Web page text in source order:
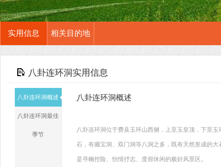
实用信息 相关目的地
八卦连环洞实用信息
八卦连环洞概述
八卦连环洞最佳
季节
八卦连环洞概述
八卦连环洞位于费县玉环山西侧，上至玉皇顶，下至
石，有藏宝洞、双门洞等八洞之多，既有天然形成的
是寻幽控险、怡情抒志、度假休闲的极好风景区。